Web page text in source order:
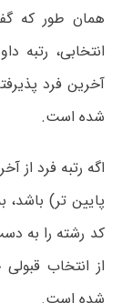
همان طور که
انتخابی، رتبه
آخرین فرد
شده است.
اگه رتبه فرد از
پایین تر)
کد رشته را به
از انتخاب